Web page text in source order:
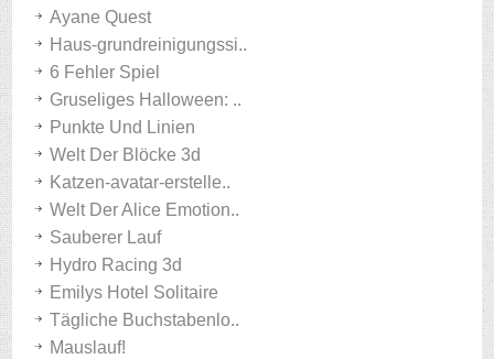
Ayane Quest
Haus-grundreinigungssi..
6 Fehler Spiel
Gruseliges Halloween: ..
Punkte Und Linien
Welt Der Blöcke 3d
Katzen-avatar-erstelle..
Welt Der Alice Emotion..
Sauberer Lauf
Hydro Racing 3d
Emilys Hotel Solitaire
Tägliche Buchstabenlo..
Mauslauf!